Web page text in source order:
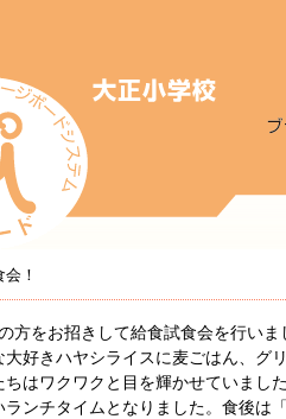
！
方をお招きして給食試食会を行いま
大好きハヤシライスに麦ごはん、グ
ちはワクワクと目を輝かせていまし
ランチタイムとなりました。食後は